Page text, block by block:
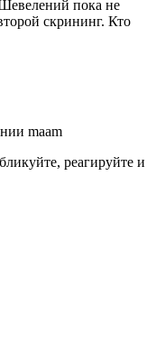
пока не
скрининг. Кто
maam
реагируйте и